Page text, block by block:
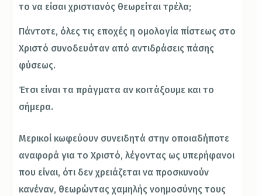
το να είσαι χριστιανός θεωρείται τρέλα;
Πάντοτε, όλες τις εποχές η ομολογία πίστεως στο
Χριστό συνοδευόταν από αντιδράσεις πάσης
φύσεως.
Έτσι είναι τα πράγματα αν κοιτάξουμε και το
σήμερα.
Μερικοί κωφεύουν συνειδητά στην οποιαδήποτε
αναφορά για το Χριστό, λέγοντας ως υπερήφανοι
που είναι, ότι δεν χρειάζεται να προσκυνούν
κανέναν, θεωρώντας χαμηλής νοημοσύνης τους